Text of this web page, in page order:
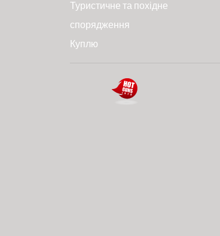
Туристичне та похідне
спорядження
Куплю